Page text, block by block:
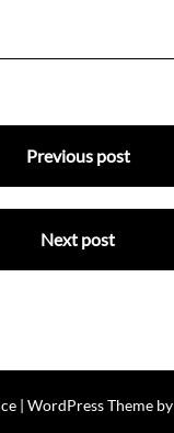
Previous post
Next post
| WordPress Theme by